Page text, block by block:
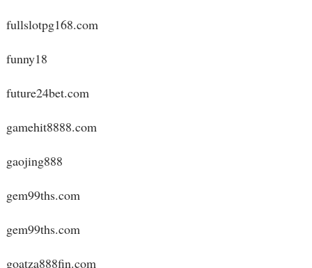
fullslotpg168.com
funny18
future24bet.com
gamehit8888.com
gaojing888
gem99ths.com
gem99ths.com
goatza888fin.com